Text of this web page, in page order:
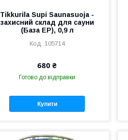
Tikkurila Supi Saunasuoja -
захисний склад для сауни
(База EP), 0,9 л
105714
680 ₴
Готово до відправки
Купити